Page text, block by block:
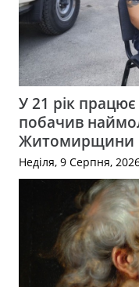
У 21 рік
побачив
Житомирщини
Неділя, 9 Серпня,